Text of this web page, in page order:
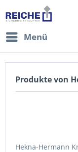
Menü
Produkte von
Hekna-Hermann